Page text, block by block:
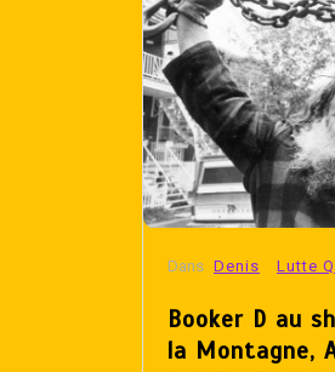
Dans Denis Lutte
Booker D au
la Montagne,